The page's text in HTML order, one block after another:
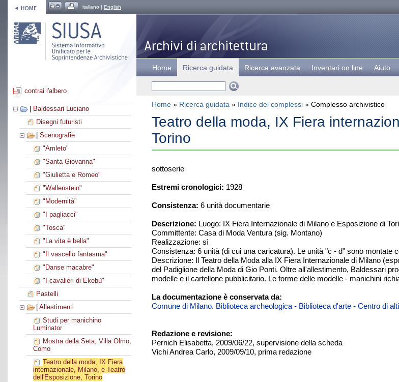
italiano | English
contrai l'albero
Baldessari Luciano
Disegni futuristi
Scenografie
"Amleto"
"Santa Giovanna"
"Giulietta e Romeo"
"Wallenstein"
"Modernità"
"I pagliacci"
"Tosca"
"La vita è bella"
"Il vascello fantasma"
"Danse macabre"
"I cavalieri di Ekebù"
Pastelli
Allestimenti
Studi per manichino
Luminator
Mostra della Seta, Villa Olmo,
Como
Teatro della moda, IX Fiera
internazionale, Milano, e Teatro
dell'Esposizione, Torino
Home Ricerca guidata Ricerca avanzata Inventari on line Aiuto
Home » Ricerca guidata » Indice dei complessi » Complesso archivistico
Teatro della moda, IX Fiera
Torino
sottoserie
Estremi cronologici: 1928
Consistenza: 6 unità documentarie
Descrizione: Luogo: IX Fiera Internazionale di Milano e Esposizione di
Committente: Casa di Moda Ventura (sig. Montano)
Realizzazione: sì
Consistenza: 6 unità (di cui una caricatura). Le unità "c - d" sono
Descrizione: Il Teatro della Moda alla IX Fiera Internazionale di Milano
del Padiglione della Moda di Gio Ponti. Oltre all'allestimento, Baldessari
modelle e il cartellone pubblicitario. Le forme delle modelle - manichini
La documentazione è conservata da:
Comune di Milano. Biblioteca archeologica - Biblioteca d'arte - Centro di
Redazione e revisione:
Pernich Elisabetta, 2009/06/22, supervisione della scheda
Vichi Andrea Carlo, 2009/09/10, prima redazione